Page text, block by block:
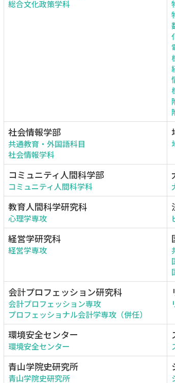
総合文化政策学科
社会情報学部
共通教育・外国語科目
社会情報学科
コミュニティ人間科学部
コミュニティ人間科学科
教育人間科学研究科
心理学専攻
経営学研究科
経営学専攻
会計プロフェッション研究科
会計プロフェッション専攻
プロフェッショナル会計学専攻（併任）
環境安全センター
環境安全センター
青山学院史研究所
青山学院史研究所